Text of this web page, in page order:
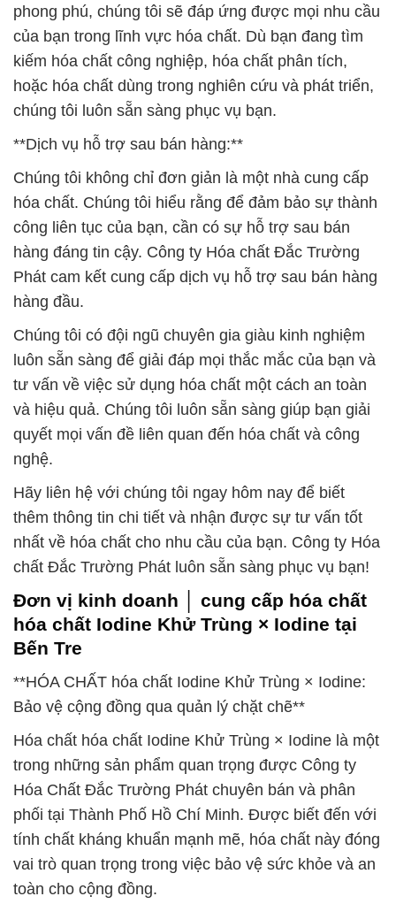
phong phú, chúng tôi sẽ đáp ứng được mọi nhu cầu
của bạn trong lĩnh vực hóa chất. Dù bạn đang tìm
kiếm hóa chất công nghiệp, hóa chất phân tích,
hoặc hóa chất dùng trong nghiên cứu và phát triển,
chúng tôi luôn sẵn sàng phục vụ bạn.
**Dịch vụ hỗ trợ sau bán hàng:**
Chúng tôi không chỉ đơn giản là một nhà cung cấp
hóa chất. Chúng tôi hiểu rằng để đảm bảo sự thành
công liên tục của bạn, cần có sự hỗ trợ sau bán
hàng đáng tin cậy. Công ty Hóa chất Đắc Trường
Phát cam kết cung cấp dịch vụ hỗ trợ sau bán hàng
hàng đầu.
Chúng tôi có đội ngũ chuyên gia giàu kinh nghiệm
luôn sẵn sàng để giải đáp mọi thắc mắc của bạn và
tư vấn về việc sử dụng hóa chất một cách an toàn
và hiệu quả. Chúng tôi luôn sẵn sàng giúp bạn giải
quyết mọi vấn đề liên quan đến hóa chất và công
nghệ.
Hãy liên hệ với chúng tôi ngay hôm nay để biết
thêm thông tin chi tiết và nhận được sự tư vấn tốt
nhất về hóa chất cho nhu cầu của bạn. Công ty Hóa
chất Đắc Trường Phát luôn sẵn sàng phục vụ bạn!
Đơn vị kinh doanh │ cung cấp hóa chất
hóa chất Iodine Khử Trùng × Iodine tại
Bến Tre
**HÓA CHẤT hóa chất Iodine Khử Trùng × Iodine:
Bảo vệ cộng đồng qua quản lý chặt chẽ**
Hóa chất hóa chất Iodine Khử Trùng × Iodine là một
trong những sản phẩm quan trọng được Công ty
Hóa Chất Đắc Trường Phát chuyên bán và phân
phối tại Thành Phố Hồ Chí Minh. Được biết đến với
tính chất kháng khuẩn mạnh mẽ, hóa chất này đóng
vai trò quan trọng trong việc bảo vệ sức khỏe và an
toàn cho cộng đồng.